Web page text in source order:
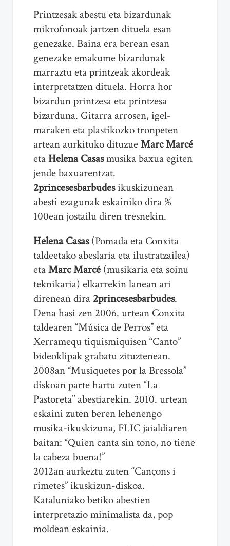
Printzesak abestu eta bizardunak
mikrofonoak jartzen dituela esan
genezake. Baina era berean esan
genezake emakume bizardunak
marraztu eta printzeak akordeak
interpretatzen dituela. Horra hor
bizardun printzesa eta printzesa
bizarduna. Gitarra arrosen, igel-
maraken eta plastikozko tronpeten
artean aurkituko dituzueMarc Marcé
etaHelena Casasmusika baxua egiten
jende baxuarentzat.
2princesesbarbudesikuskizunean
abesti ezagunak eskainiko dira %
100ean jostailu diren tresnekin.
Helena Casas(Pomada eta Conxita
taldeetako abeslaria eta ilustratzailea)
etaMarc Marcé (musikaria eta soinu
teknikaria) elkarrekin lanean ari
direnean dira 2princesesbarbudes.
Dena hasi zen 2006. urtean Conxita
taldearen “Música de Perros” eta
Xerramequ tiquismiquisen “Canto”
bideoklipak grabatu zituztenean.
2008an “Musiquetes por la Bressola”
diskoan parte hartu zuten “La
Pastoreta” abestiarekin. 2010. urtean
eskaini zuten beren lehenengo
musika-ikuskizuna, FLIC jaialdiaren
baitan: “Quien canta sin tono, no tiene
la cabeza buena!”
2012an aurkeztu zuten “Cançons i
rimetes” ikuskizun-diskoa.
Kataluniako betiko abestien
interpretazio minimalista da, pop
moldean eskainia.